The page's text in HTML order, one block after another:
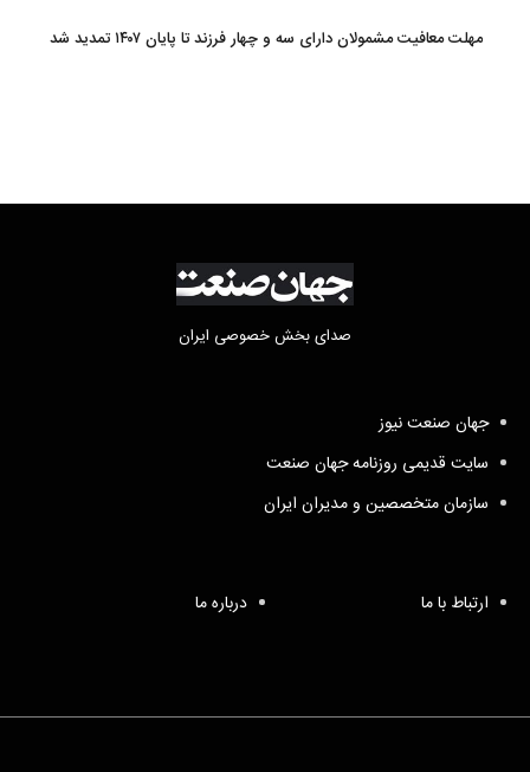
مهلت معافیت مشمولان دارای سه و چهار فرزند تا پایان ۱۴۰۷ تمدید شد
صدای بخش خصوصی ایران
جهان صنعت نیوز
سایت قدیمی روزنامه جهان صنعت
سازمان متخصصین و مدیران ایران
ارتباط با ما درباره ما